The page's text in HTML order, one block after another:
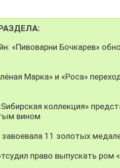
«Пивоварни Бочкарев»
Марка» и «Роса»
коллекция»
вином
11 золотых
право выпускать ром